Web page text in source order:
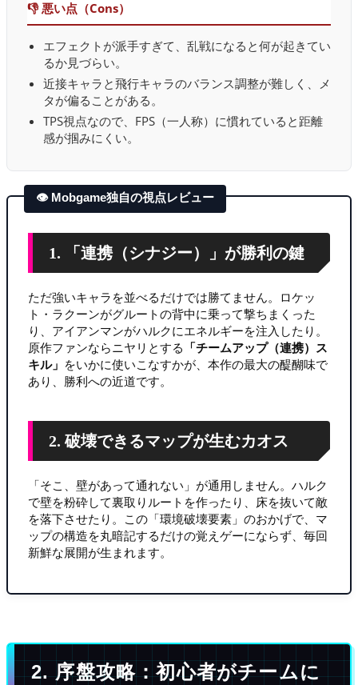
👎 悪い点（Cons）
エフェクトが派手すぎて、乱戦になると何が起きてい
るか見づらい。
近接キャラと飛行キャラのバランス調整が難しく、メ
タが偏ることがある。
TPS視点なので、FPS（一人称）に慣れていると距離
感が掴みにくい。
👁 Mobgame独自の視点レビュー
1. 「連携（シナジー）」が勝利の鍵
ただ強いキャラを並べるだけでは勝てません。ロケッ
ト・ラクーンがグルートの背中に乗って撃ちまくった
り、アイアンマンがハルクにエネルギーを注入したり。
原作ファンならニヤリとする 「チームアップ（連携）ス
キル」 をいかに使いこなすかが、本作の最大の醍醐味で
あり、勝利への近道です。
2. 破壊できるマップが生むカオス
「そこ、壁があって通れない」が通用しません。ハルク
で壁を粉砕して裏取りルートを作ったり、床を抜いて敵
を落下させたり。この「環境破壊要素」のおかげで、マ
ップの構造を丸暗記するだけの覚えゲーにならず、毎回
新鮮な展開が生まれます。
2. 序盤攻略：初心者がチームに